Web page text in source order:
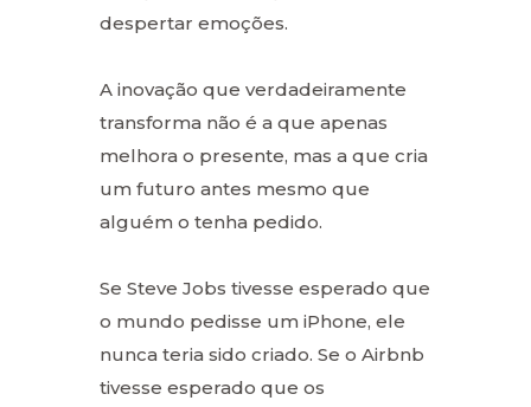
despertar emoções.
A inovação que verdadeiramente
transforma não é a que apenas
melhora o presente, mas a que cria
um futuro antes mesmo que
alguém o tenha pedido.
Se Steve Jobs tivesse esperado que
o mundo pedisse um iPhone, ele
nunca teria sido criado. Se o Airbnb
tivesse esperado que os